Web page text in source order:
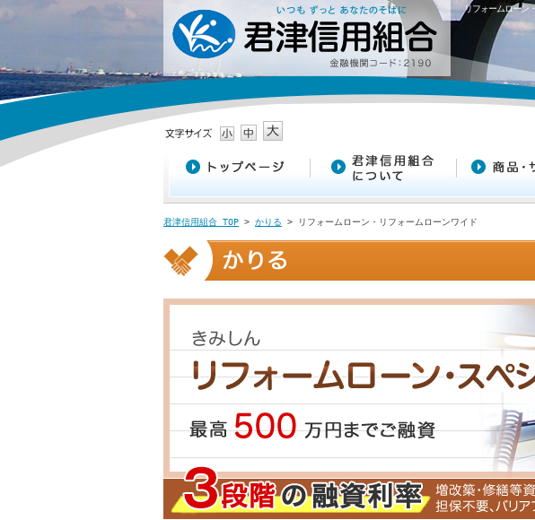
リフォームローン
君津信用組合 TOP > かりる > リフォームローン・リフォームローンワイド